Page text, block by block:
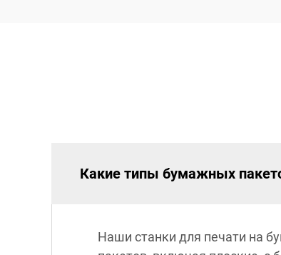
Какие типы бумажных
Наши станки для печати на